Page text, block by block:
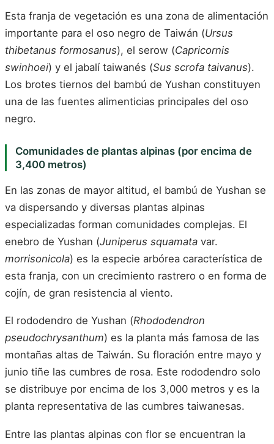
Esta franja de vegetación es una zona de alimentación
importante para el oso negro de Taiwán (Ursus
thibetanus formosanus), el serow (Capricornis
swinhoei) y el jabalí taiwanés (Sus scrofa taivanus).
Los brotes tiernos del bambú de Yushan constituyen
una de las fuentes alimenticias principales del oso
negro.
Comunidades de plantas alpinas (por encima de
3,400 metros)
En las zonas de mayor altitud, el bambú de Yushan se
va dispersando y diversas plantas alpinas
especializadas forman comunidades complejas. El
enebro de Yushan (Juniperus squamata var.
morrisonicola) es la especie arbórea característica de
esta franja, con un crecimiento rastrero o en forma de
cojín, de gran resistencia al viento.
El rododendro de Yushan (Rhododendron
pseudochrysanthum) es la planta más famosa de las
montañas altas de Taiwán. Su floración entre mayo y
junio tiñe las cumbres de rosa. Este rododendro solo
se distribuye por encima de los 3,000 metros y es la
planta representativa de las cumbres taiwanesas.
Entre las plantas alpinas con flor se encuentran la